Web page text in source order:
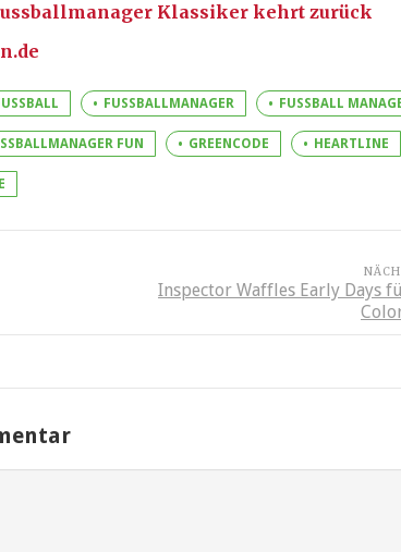
Klassiker kehrt zurück
FUSSBALLMANAGER FUSSBALL
FUN GREENCODE HEARTLINE
Inspector Waffles Early Days